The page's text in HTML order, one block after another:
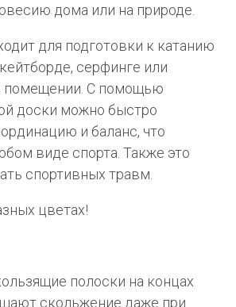
дома или на природе.
для подготовки к катанию
серфинге или
помещении. С помощью
доски можно быстро
и баланс, что
виде спорта. Также это
спортивных травм.
цветах!
полоски на концах
скольжение даже при